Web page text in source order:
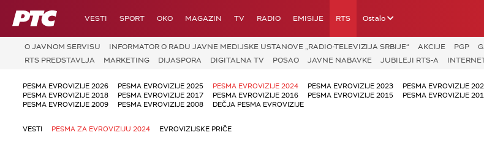
RTS VESTI SPORT OKO MAGAZIN TV RADIO EMISIJE RTS Ostalo
O JAVNOM SERVISU INFORMATOR O RADU JAVNE MEDIJSKE USTANOVE „RADIO-TELEVIZIJA SRBIJE“ AKCIJE PGP
RTS PREDSTAVLJA
MARKETING DIJASPORA DIGITALNA TV POSAO JAVNE NABAVKE JUBILEJI RTS-A
PESMA EVROVIZIJE 2026 PESMA EVROVIZIJE 2025 PESMA EVROVIZIJE 2024 PESMA EVROVIZIJE 2023 PESMA EVROVIZIJE
PESMA EVROVIZIJE 2018
PESMA EVROVIZIJE 2017 PESMA EVROVIZIJE 2016 PESMA EVROVIZIJE 2015 PESMA EVROVIZIJE
PESMA EVROVIZIJE 2009
PESMA EVROVIZIJE 2008 DEČJA PESMA EVROVIZIJE
VESTI PESMA ZA EVROVIZIJU 2024 EVROVIZIJSKE PRIČE